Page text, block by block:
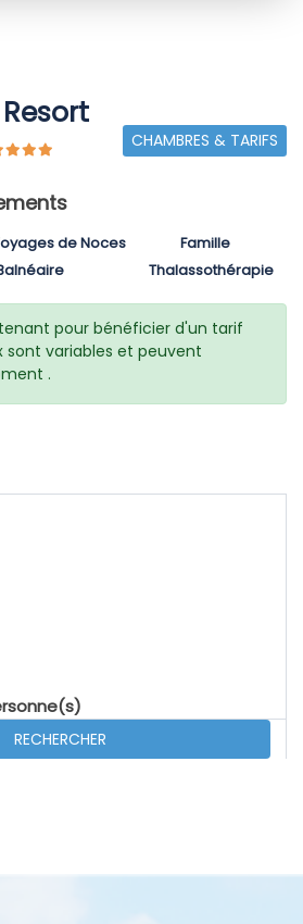
CHAMBRES & TARIFS
de Noces
Famille
Thalassothérapie
pour bénéficier d'un tarif
variables et peuvent
.
RECHERCHER